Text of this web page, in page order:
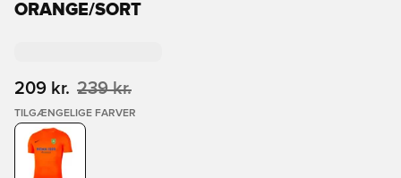
ORANGE/SORT
209 kr. 239 kr.
TILGÆNGELIGE FARVER